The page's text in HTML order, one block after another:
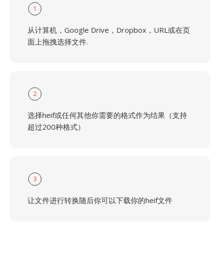
1
从计算机，Google Drive，Dropbox，URL或在页
面上拖拽选择文件.
2
选择heif或任何其他你需要的格式作为结果（支持
超过200种格式）
3
让文件进行转换随后你可以下载你的heif文件